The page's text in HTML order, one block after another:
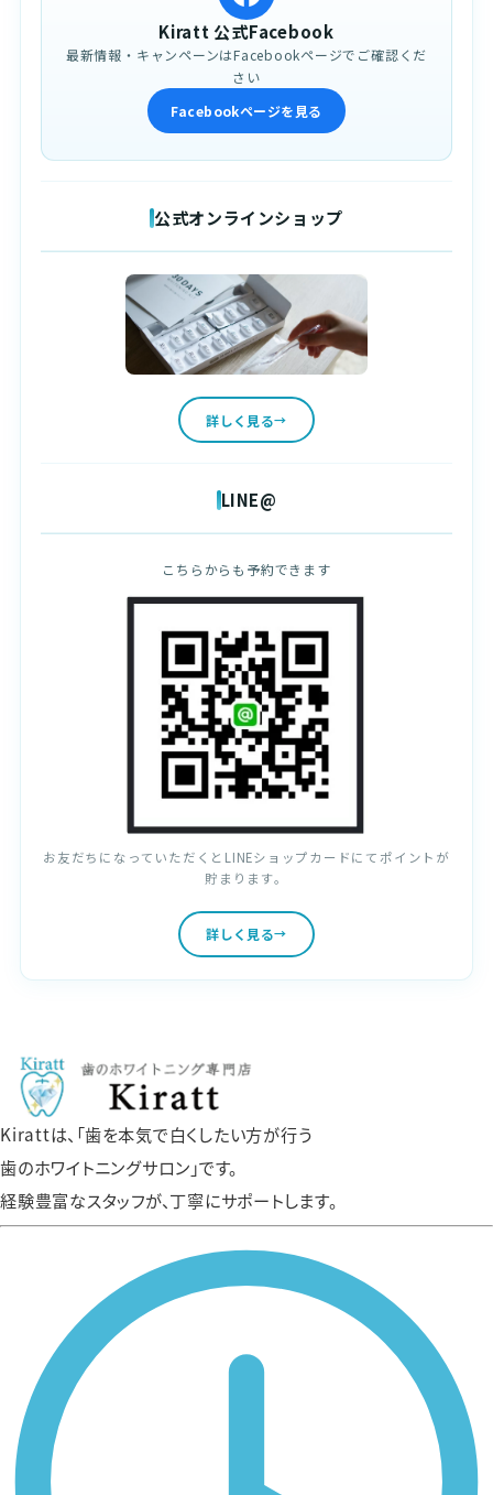
Kiratt 公式Facebook
最新情報・キャンペーンはFacebookページでご確認くだ
さい
Facebookページを見る
公式オンラインショップ
詳しく見る
LINE@
こちらからも予約できます
お友だちになっていただくとLINEショップカードにてポイントが
貯まります。
詳しく見る
Kirattは、「歯を本気で白くしたい方が行う
歯のホワイトニングサロン」です。
経験豊富なスタッフが、丁寧にサポートします。